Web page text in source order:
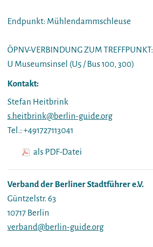
Endpunkt: Mühlendammschleuse
ÖPNV-VERBINDUNG ZUM TREFFPUNKT:
U Museumsinsel (U5 / Bus 100, 300)
Kontakt:
Stefan Heitbrink
s.heitbrink@berlin-guide.org
Tel.: +491727113041
als PDF-Datei
Verband der Berliner Stadtführer e.V.
Güntzelstr. 63
10717 Berlin
verband@berlin-guide.org